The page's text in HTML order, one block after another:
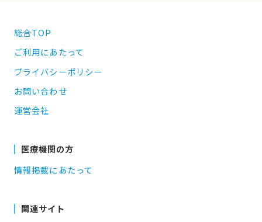
総合TOP
ご利用にあたって
プライバシーポリシー
お問い合わせ
運営会社
医療機関の方
情報掲載にあたって
関連サイト